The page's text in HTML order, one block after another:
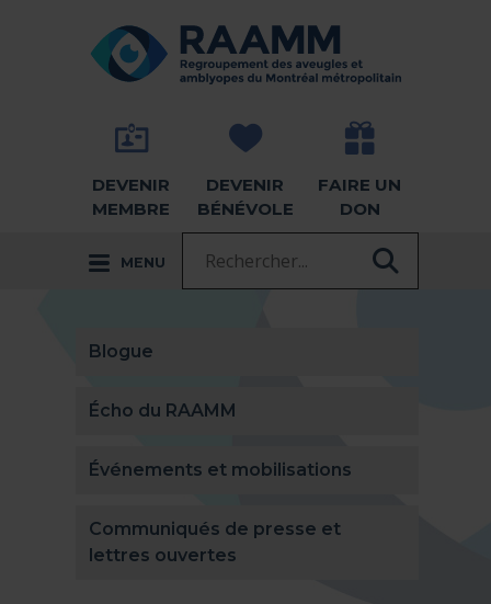
RETOUR À LA PAGE D'ACCUEIL -
DEVENIR
MEMBRE
DEVENIR
BÉNÉVOLE
FAIRE UN
DON
MENU
Blogue
Écho du RAAMM
Événements et mobilisations
Communiqués de presse et
lettres ouvertes